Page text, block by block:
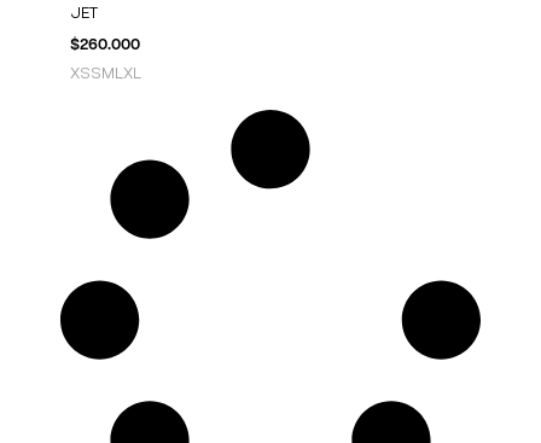
JET
$260.000
XSS M LXL